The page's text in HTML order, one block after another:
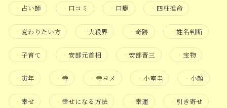
・ 占い師 ・ 口コミ ・ 口癖 ・ 四柱推命
・ 変わりたい方 ・ 大殺界 ・奇跡 ・ 姓名判断
・ 子育て ・安部元首相 ・安部晋三 ・ 宝物
・ 寅年 ・寺 ・寺ヨメ ・ 小室圭 ・ 小顔
・ 幸せ ・幸せになる方法 ・幸運 ・ 引き寄せ